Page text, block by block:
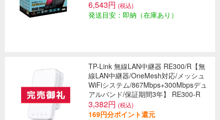
6,543円 (税込)
発送目安：即納（在庫あり）
TP-Link 無線LAN中継器 RE300/R【無
線LAN中継器/OneMesh対応/メッシュ
WiFiシステム/867Mbps+300Mbpsデュ
アルバンド/保証期間3年】 RE300-R
3,382円 (税込)
169円分ポイント還元